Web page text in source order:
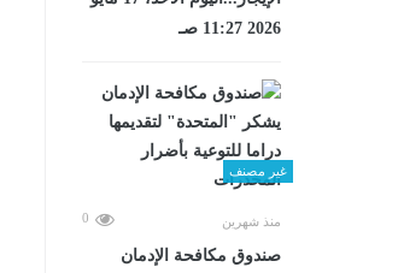
2026 11:27 صـ
غير مصنف
منذ شهرين 0
صندوق مكافحة الإدمان